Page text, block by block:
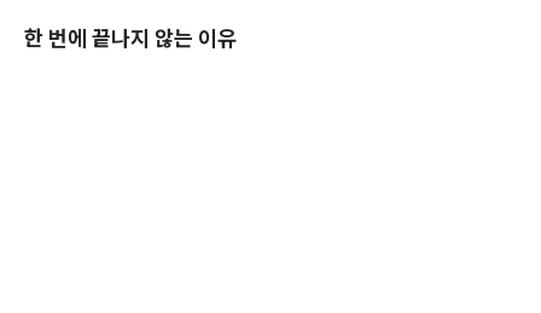
한 번에 끝나지 않는 이유